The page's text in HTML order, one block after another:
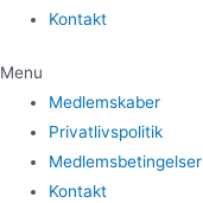
Kontakt
Menu
Medlemskaber
Privatlivspolitik
Medlemsbetingelser
Kontakt